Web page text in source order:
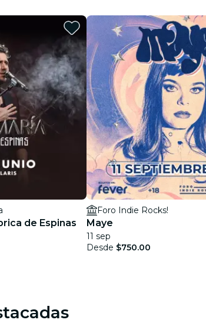
restaurantes
cine
de Espinas
Foro Indie Rocks!
Maye
11 sep
Desde $750.00